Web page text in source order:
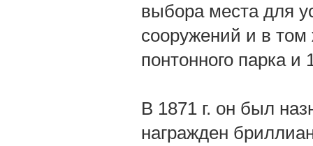
выбора места для
сооружений и в том
понтонного парка
В 1871 г. он был
награжден